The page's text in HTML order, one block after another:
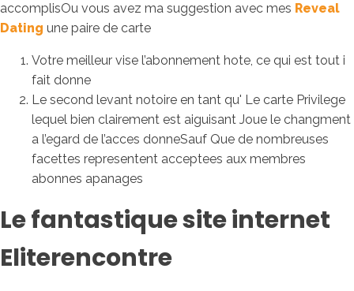
accomplisOu vous avez ma suggestion avec mes Reveal
Dating une paire de carte
Votre meilleur vise l’abonnement hote, ce qui est tout i
fait donne
Le second levant notoire en tant qu' Le carte Privilege
lequel bien clairement est aiguisant Joue le changment
a l’egard de l’acces donneSauf Que de nombreuses
facettes representent acceptees aux membres
abonnes apanages
Le fantastique site internet
Eliterencontre